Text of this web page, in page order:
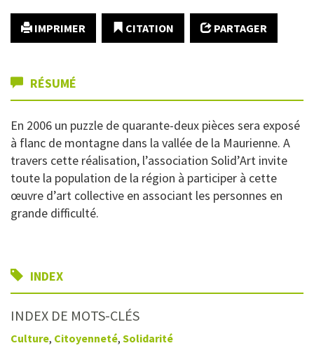
IMPRIMER CITATION PARTAGER
RÉSUMÉ
En 2006 un puzzle de quarante-deux pièces sera exposé
à flanc de montagne dans la vallée de la Maurienne. A
travers cette réalisation, l’association Solid’Art invite
toute la population de la région à participer à cette
œuvre d’art collective en associant les personnes en
grande difficulté.
INDEX
INDEX DE MOTS-CLÉS
Culture, Citoyenneté, Solidarité